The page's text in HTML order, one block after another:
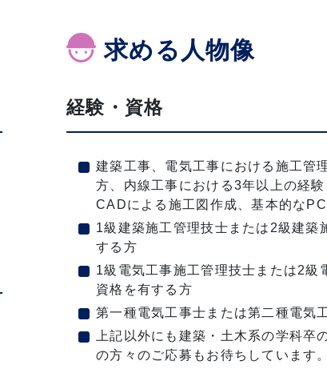
求める人物像
経験・資格
建築工事、電気工事における施工管
方、内線工事における3年以上の経験
CADによる施工図作成、基本的なPC
1級建築施工管理技士または2級建築
する方
1級電気工事施工管理技士または2級
資格を有する方
第一種電気工事士または第二種電気
上記以外にも建築・土木系の学科卒
の方々のご応募もお待ちしています。